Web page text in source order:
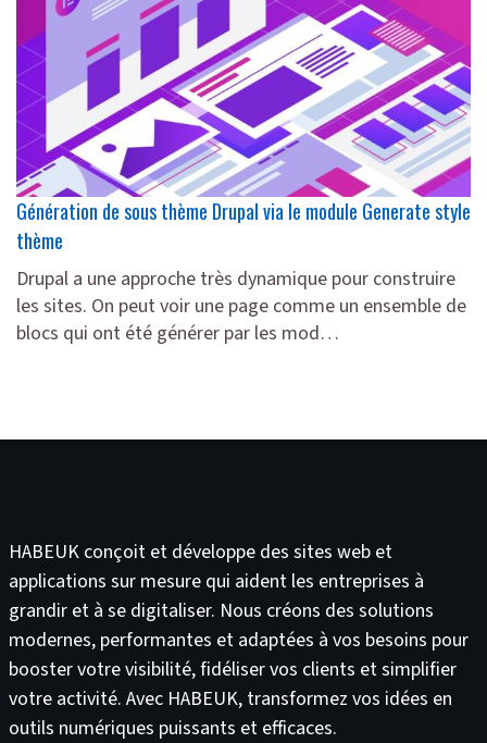
Génération de sous thème Drupal via le module Generate style
thème
Drupal a une approche très dynamique pour construire
les sites. On peut voir une page comme un ensemble de
blocs qui ont été générer par les mod…
HABEUK conçoit et développe des sites webet
applications sur mesurequi aident les entreprises à
grandir et à se digitaliser. Nous créons des solutions
modernes, performantes et adaptées à vos besoins pour
booster votre visibilité,fidéliser vos clients etsimplifier
votre activité. Avec HABEUK, transformez vos idées en
outils numériques puissants et efficaces.